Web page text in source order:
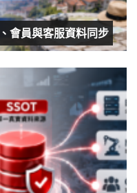
會員與客服資料同步